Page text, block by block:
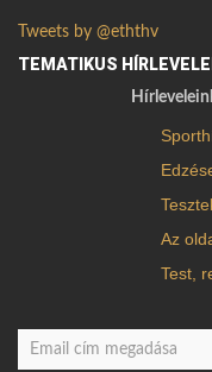
Tweets by @eththv
TEMATIKUS
Az
Test,